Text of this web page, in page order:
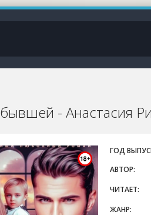
- Анастасия
ГОД
АВТОР:
ЧИТАЕТ:
ЖАНР: